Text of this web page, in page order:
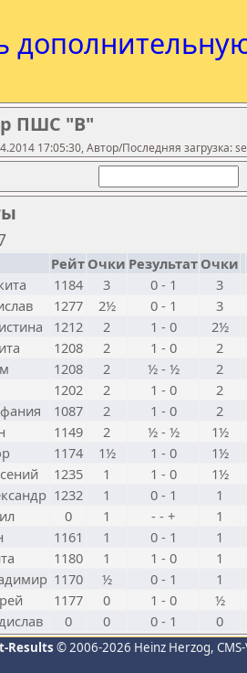
ПШС "В"
17:05:30, Автор/Последняя загрузка:
Рейт Очки Результат Очки
1184 3 0 - 1
3
1277 2½ 0 - 1
3
1212 2 1 - 0
2½
1208 2 1 - 0
2
1208 2 ½ - ½
2
1202 2 1 - 0
2
1087 2 1 - 0
2
1149 2 ½ - ½
1½
1174 1½ 1 - 0
1½
1235 1 1 - 0
1½
1232 1 0 - 1
1
0 1 - - +
1
1161 1 0 - 1
1
1180 1 1 - 0
1
1170 ½ 0 - 1
1
1177 0 1 - 0
½
0 0 0 - 1 0
Results © 2006-2026 Heinz Herzog,